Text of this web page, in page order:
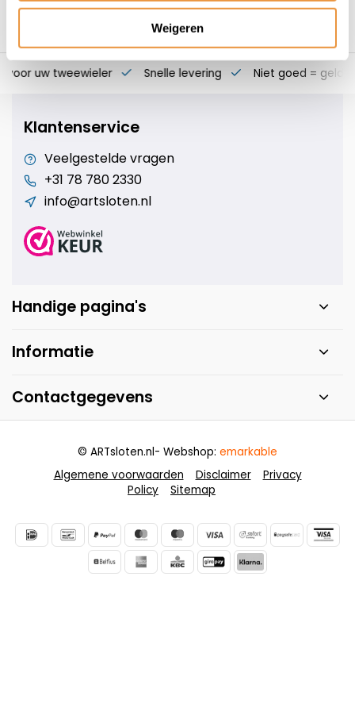
Weigeren
voor uw tweewieler Snelle levering Niet goed = geld
Klantenservice
Veelgestelde vragen
+31 78 780 2330
info@artsloten.nl
Handige pagina's
Informatie
Contactgegevens
Algemene voorwaarden Disclaimer
Privacy
Policy
Sitemap
© ARTsloten.nl- Webshop: emarkable